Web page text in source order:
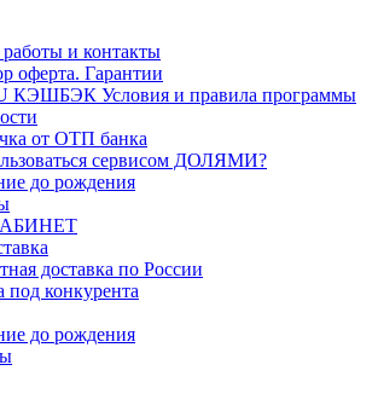
и контакты
оферта. Гарантии
КЭШБЭК Условия и правила программы
от ОТП банка
сервисом ДОЛЯМИ?
до рождения
доставка по России
под конкурента
до рождения